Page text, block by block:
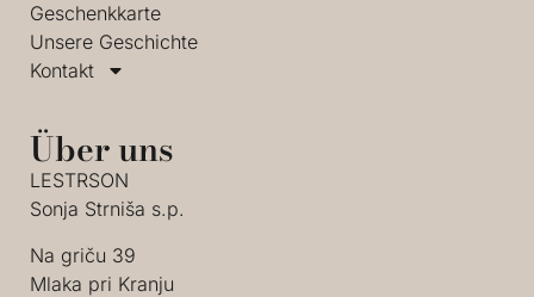
Geschenkkarte
Unsere Geschichte
Kontakt
Über uns
LESTRSON
Sonja Strniša s.p.
Na griču 39
Mlaka pri Kranju